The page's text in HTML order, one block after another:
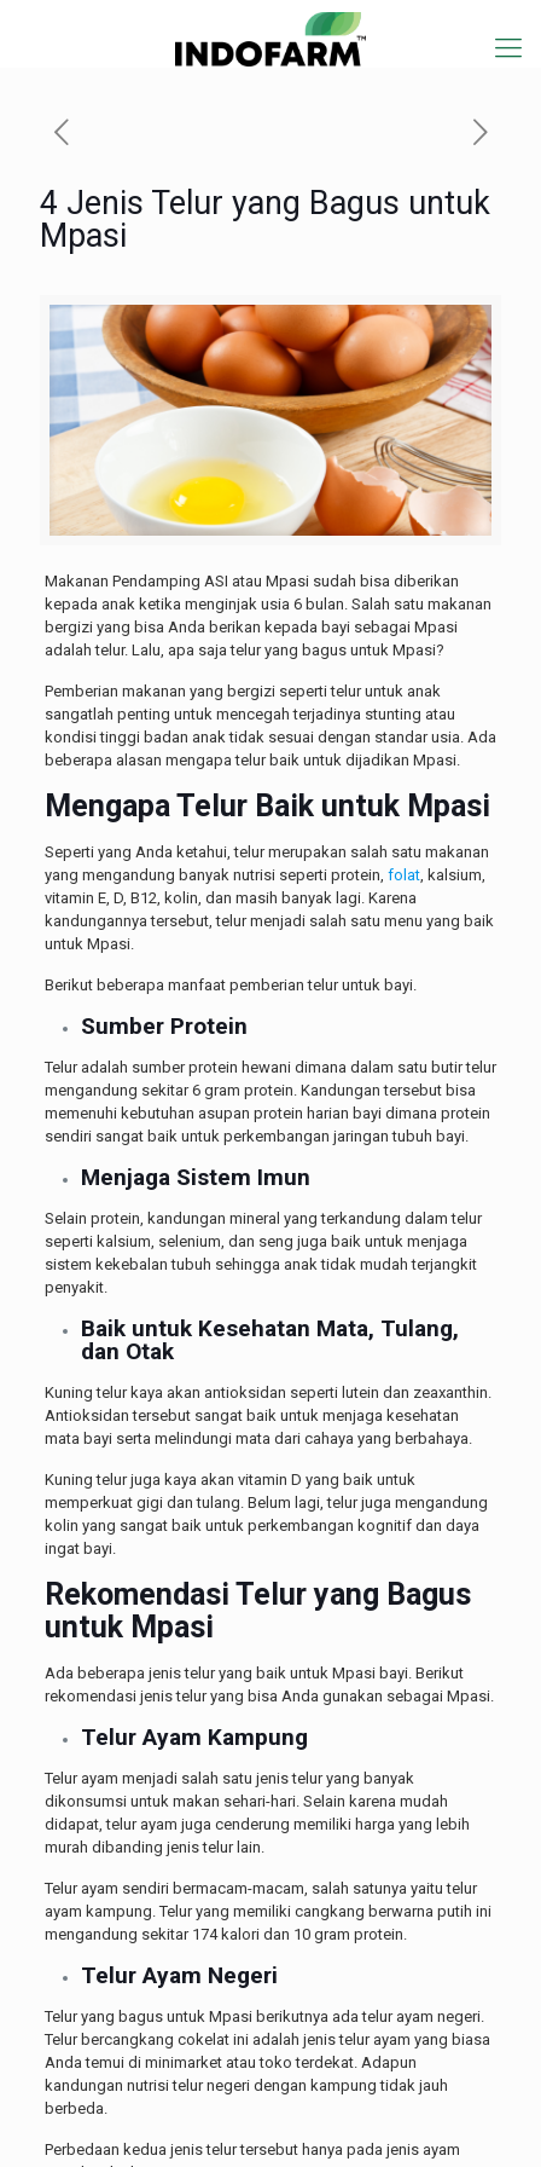
4 Jenis Telur yang Bagus untuk
Mpasi
Makanan Pendamping ASI atau Mpasi sudah bisa diberikan
kepada anak ketika menginjak usia 6 bulan. Salah satu makanan
bergizi yang bisa Anda berikan kepada bayi sebagai Mpasi
adalah telur. Lalu, apa sajatelur yang bagus untuk Mpasi?
Pemberian makanan yang bergizi seperti telur untuk anak
sangatlah penting untuk mencegah terjadinya stunting atau
kondisi tinggi badan anak tidak sesuai dengan standar usia. Ada
beberapa alasan mengapa telur baik untuk dijadikan Mpasi.
Mengapa Telur Baik untuk Mpasi
Seperti yang Anda ketahui, telur merupakan salah satu makanan
yang mengandung banyak nutrisi seperti protein, folat, kalsium,
vitamin E, D, B12, kolin, dan masih banyak lagi. Karena
kandungannya tersebut, telur menjadi salah satu menu yang baik
untuk Mpasi.
Berikut beberapa manfaat pemberian telur untuk bayi.
Sumber Protein
Telur adalah sumber protein hewani dimana dalam satu butir telur
mengandung sekitar 6 gram protein. Kandungan tersebut bisa
memenuhi kebutuhan asupan protein harian bayi dimana protein
sendiri sangat baik untuk perkembangan jaringan tubuh bayi.
Menjaga Sistem Imun
Selain protein, kandungan mineral yang terkandung dalam telur
seperti kalsium, selenium, dan seng juga baik untuk menjaga
sistem kekebalan tubuh sehingga anak tidak mudah terjangkit
penyakit.
Baik untuk Kesehatan Mata, Tulang,
dan Otak
Kuning telur kaya akan antioksidan seperti lutein dan zeaxanthin.
Antioksidan tersebut sangat baik untuk menjaga kesehatan
mata bayi serta melindungi mata dari cahaya yang berbahaya.
Kuning telur juga kaya akan vitamin D yang baik untuk
memperkuat gigi dan tulang. Belum lagi, telur juga mengandung
kolin yang sangat baik untuk perkembangan kognitif dan daya
ingat bayi.
Rekomendasi Telur yang Bagus
untuk Mpasi
Ada beberapa jenis telur yang baik untuk Mpasi bayi. Berikut
rekomendasi jenis telur yang bisa Anda gunakan sebagai Mpasi.
Telur Ayam Kampung
Telur ayam menjadi salah satu jenis telur yang banyak
dikonsumsi untuk makan sehari-hari. Selain karena mudah
didapat, telur ayam juga cenderung memiliki harga yang lebih
murah dibanding jenis telur lain.
Telur ayam sendiri bermacam-macam, salah satunya yaitu telur
ayam kampung. Telur yang memiliki cangkang berwarna putih ini
mengandung sekitar 174 kalori dan 10 gram protein.
Telur Ayam Negeri
Telur yang bagus untuk Mpasiberikutnya ada telur ayam negeri.
Telur bercangkang cokelat ini adalah jenis telur ayam yang biasa
Anda temui di minimarket atau toko terdekat. Adapun
kandungan nutrisi telur negeri dengan kampung tidak jauh
berbeda.
Perbedaan kedua jenis telur tersebut hanya pada jenis ayam